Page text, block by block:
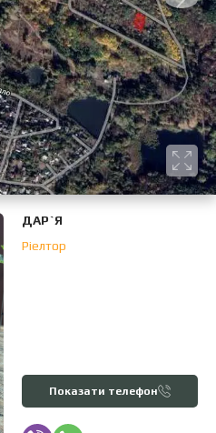
ДАР`Я
Ріелтор
Показати телефон